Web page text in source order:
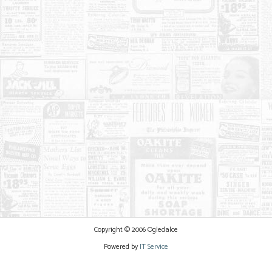
Copyright © 2006 Ogledalce
Powered byIT Service